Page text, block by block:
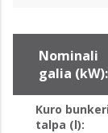
Nominali
galia (kW):
Kuro
talpa (l):